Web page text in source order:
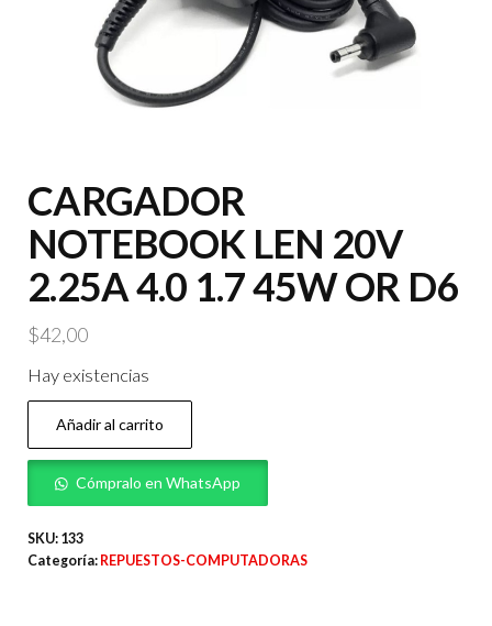
CARGADOR
NOTEBOOK LEN 20V
2.25A 4.0 1.7 45W OR D6
$42,00
Hay existencias
CARGADOR
NOTEBOOK
LEN
20V
2.25A
4.0
Añadir al carrito
Cómpralo en WhatsApp
SKU: 133
Categoría: REPUESTOS-COMPUTADORAS